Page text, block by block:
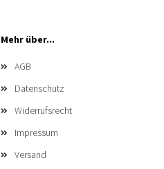
Mehr über...
AGB
Datenschutz
Widerrufsrecht
Impressum
Versand